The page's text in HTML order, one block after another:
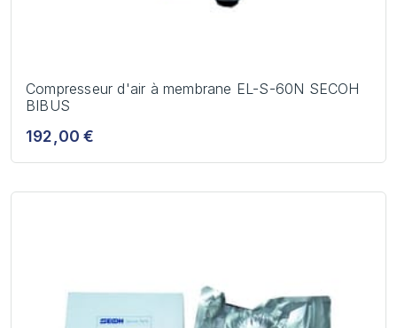
Compresseur d'air à membrane EL-S-60N SECOH
BIBUS
192,00 €